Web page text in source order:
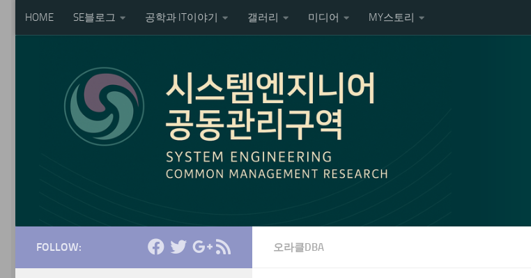
Skip to content
HOME SE블로그 공학과 IT이야기 갤러리 미디어 MY스토리
오라클DBA
FOLLOW: